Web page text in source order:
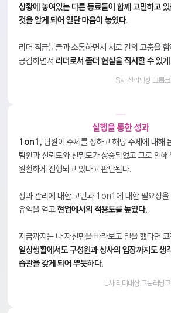
상황에 놓여있는 다른 동료들이 함께 고민하고
것을 알게 되어 일단 마음이 놓였다.
리더 직급분들과 소통하면서 서로 간의 고충을
공감하면서 리더로서 좀더 현실을 직시할 수 있
S사 신입팀장 그룹
실행을 통한 성과
1on1, 팀원이 주제를 정하고 해당 주제에 대해
팀원과 신뢰도와 친밀도가 상승되었고 그로 인해
원활하게 진행되고 있다고 판단된다.
성과 관리에 대한 고민과 1on1에 대한 필요성을
유익을 얻고현업에서의 적용도를 높였다.
지금까지는 나 자신만을 바라보고 일을 했다면
일상생활에서도 구성원과 상사의 입장까지도 생
습관을 갖게 되어 뿌듯하다.
L사 리더대상 그룹러닝